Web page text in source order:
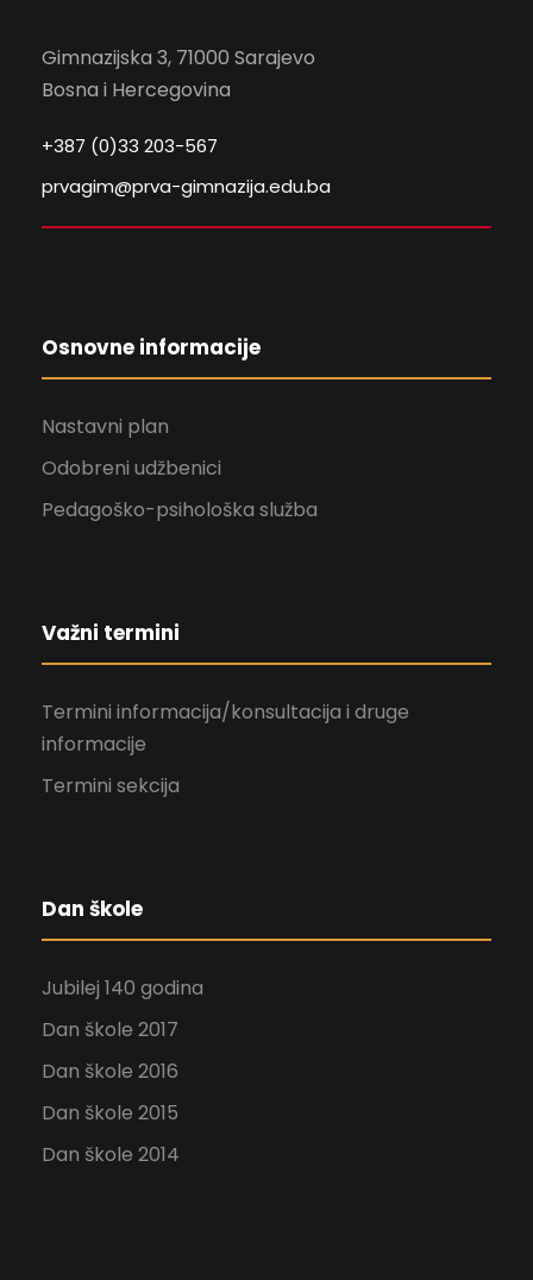
Gimnazijska 3, 71000 Sarajevo
Bosna i Hercegovina
+387 (0)33 203-567
prvagim@prva-gimnazija.edu.ba
Osnovne informacije
Nastavni plan
Odobreni udžbenici
Pedagoško-psihološka služba
Važni termini
Termini informacija/konsultacija i druge
informacije
Termini sekcija
Dan škole
Jubilej 140 godina
Dan škole 2017
Dan škole 2016
Dan škole 2015
Dan škole 2014